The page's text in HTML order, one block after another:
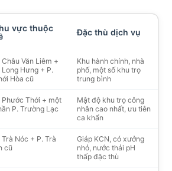
vực thuộc
Đặc thù dịch vụ
Châu Văn Liêm +
Long Hưng + P.
Hòa cũ
Khu hành chính, nhà
phố, một số khu trọ
trung bình
Phước Thới + một
P. Trường Lạc
Mật độ khu trọ công
nhân cao nhất, ưu tiên
ca khẩn
Trà Nóc + P. Trà
cũ
Giáp KCN, có xưởng
nhỏ, nước thải pH
thấp đặc thù